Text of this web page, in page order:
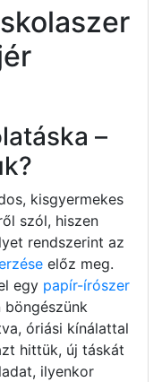
–
kisgyermekes
szól, hiszen
rendszerint az
előz meg.
egy papír-írószer
böngészünk
óriási kínálattal
hittük, új táskát
ilyenkor